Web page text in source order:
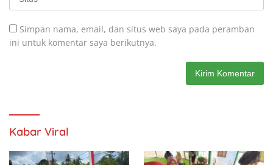
Simpan nama, email, dan situs web saya pada peramban
ini untuk komentar saya berikutnya.
Kabar Viral